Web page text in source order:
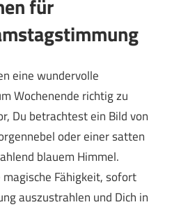
für
eine wundervolle
Wochenende richtig zu
Du betrachtest ein Bild von
oder einer satten
blauem Himmel.
Fähigkeit, sofort
auszustrahlen und Dich in